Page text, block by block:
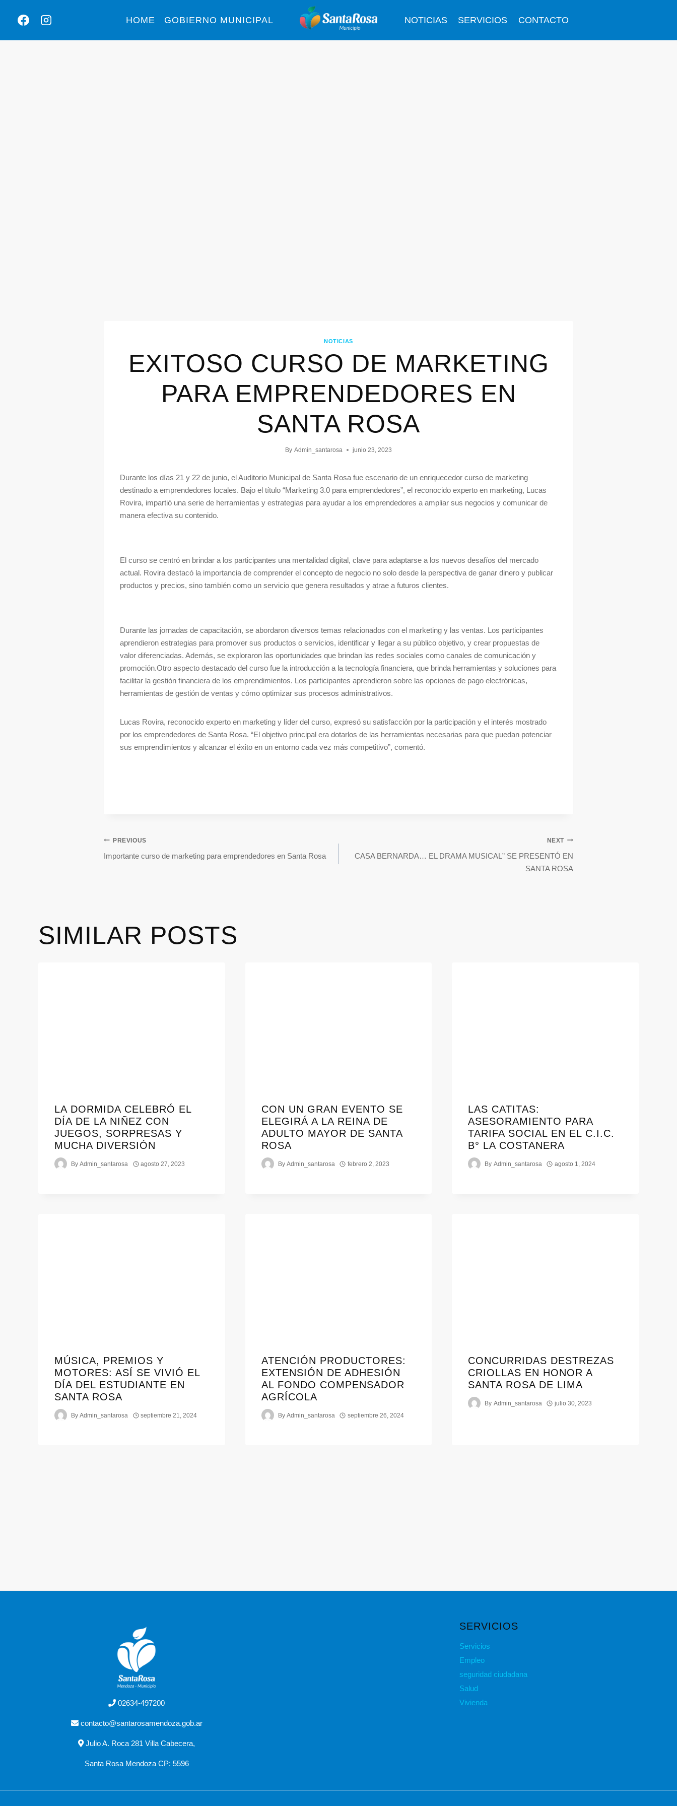
HOME GOBIERNO MUNICIPAL NOTICIAS SERVICIOS CONTACTO
NOTICIAS
EXITOSO CURSO DE MARKETING
PARA EMPRENDEDORES EN
SANTA ROSA
By Admin_santarosa junio 23, 2023
Durante los días 21 y 22 de junio, el Auditorio Municipal de Santa Rosa fue escenario de un enriquecedor curso de marketing
destinado a emprendedores locales. Bajo el título “Marketing 3.0 para emprendedores”, el reconocido experto en marketing, Lucas
Rovira, impartió una serie de herramientas y estrategias para ayudar a los emprendedores a ampliar sus negocios y comunicar de
manera efectiva su contenido.
El curso se centró en brindar a los participantes una mentalidad digital, clave para adaptarse a los nuevos desafíos del mercado
actual. Rovira destacó la importancia de comprender el concepto de negocio no solo desde la perspectiva de ganar dinero y publicar
productos y precios, sino también como un servicio que genera resultados y atrae a futuros clientes.
Durante las jornadas de capacitación, se abordaron diversos temas relacionados con el marketing y las ventas. Los participantes
aprendieron estrategias para promover sus productos o servicios, identificar y llegar a su público objetivo, y crear propuestas de
valor diferenciadas. Además, se exploraron las oportunidades que brindan las redes sociales como canales de comunicación y
promoción.Otro aspecto destacado del curso fue la introducción a la tecnología financiera, que brinda herramientas y soluciones para
facilitar la gestión financiera de los emprendimientos. Los participantes aprendieron sobre las opciones de pago electrónicas,
herramientas de gestión de ventas y cómo optimizar sus procesos administrativos.
Lucas Rovira, reconocido experto en marketing y líder del curso, expresó su satisfacción por la participación y el interés mostrado
por los emprendedores de Santa Rosa. “El objetivo principal era dotarlos de las herramientas necesarias para que puedan potenciar
sus emprendimientos y alcanzar el éxito en un entorno cada vez más competitivo”, comentó.
PREVIOUS
Importante curso de marketing para emprendedores en Santa Rosa
NEXT
CASA BERNARDA… EL DRAMA MUSICAL” SE PRESENTÓ EN
SANTA ROSA
SIMILAR POSTS
LA DORMIDA CELEBRÓ EL
DÍA DE LA NIÑEZ CON
JUEGOS, SORPRESAS Y
MUCHA DIVERSIÓN
By Admin_santarosa agosto 27, 2023
CON UN GRAN EVENTO SE
ELEGIRÁ A LA REINA DE
ADULTO MAYOR DE SANTA
ROSA
By Admin_santarosa febrero 2, 2023
LAS CATITAS:
ASESORAMIENTO PARA
TARIFA SOCIAL EN EL C.I.C.
B° LA COSTANERA
By Admin_santarosa agosto 1, 2024
MÚSICA, PREMIOS Y
MOTORES: ASÍ SE VIVIÓ EL
DÍA DEL ESTUDIANTE EN
SANTA ROSA
By Admin_santarosa septiembre 21, 2024
ATENCIÓN PRODUCTORES:
EXTENSIÓN DE ADHESIÓN
AL FONDO COMPENSADOR
AGRÍCOLA
By Admin_santarosa septiembre 26, 2024
CONCURRIDAS DESTREZAS
CRIOLLAS EN HONOR A
SANTA ROSA DE LIMA
By Admin_santarosa julio 30, 2023
02634-497200
contacto@santarosamendoza.gob.ar
Julio A. Roca 281 Villa Cabecera,
Santa Rosa Mendoza CP: 5596
SERVICIOS
Servicios
Empleo
seguridad ciudadana
Salud
Vivienda